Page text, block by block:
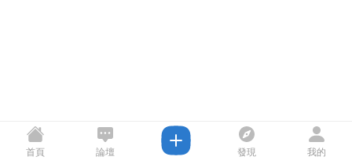
首頁 論壇 發現 我的